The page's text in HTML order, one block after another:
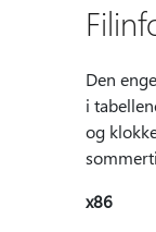
Den
i
og
x86